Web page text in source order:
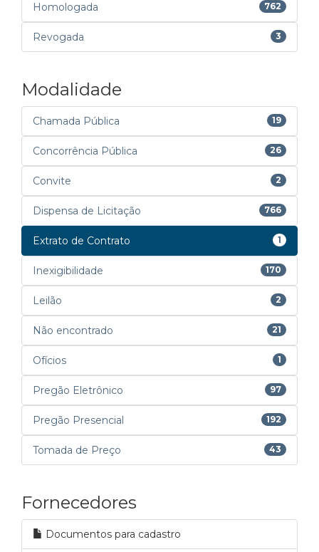
Homologada 762
Revogada 3
Modalidade
Chamada Pública 19
Concorrência Pública 26
Convite 2
Dispensa de Licitação 766
Extrato de Contrato 1
Inexigibilidade 170
Leilão 2
Não encontrado 21
Ofícios 1
Pregão Eletrônico 97
Pregão Presencial 192
Tomada de Preço 43
Fornecedores
Documentos para cadastro